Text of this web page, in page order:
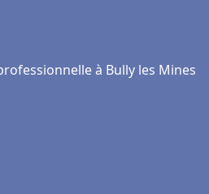
à Bully les Mines